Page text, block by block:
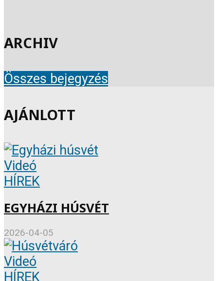
ARCHIV
Összes bejegyzés
AJÁNLOTT
Videó
HÍREK
EGYHÁZI HÚSVÉT
2026-04-05
Videó
HÍREK